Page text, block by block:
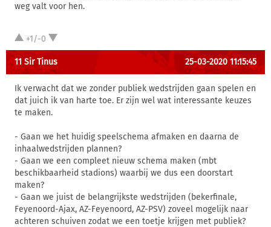
weg valt voor hen.
+1/-0
11 Sir Tinus 25-03-2020 11:15:45
Ik verwacht dat we zonder publiek wedstrijden gaan spelen en
dat juich ik van harte toe. Er zijn wel wat interessante keuzes
te maken.
- Gaan we het huidig speelschema afmaken en daarna de
inhaalwedstrijden plannen?
- Gaan we een compleet nieuw schema maken (mbt
beschikbaarheid stadions) waarbij we dus een doorstart
maken?
- Gaan we juist de belangrijkste wedstrijden (bekerfinale,
Feyenoord-Ajax, AZ-Feyenoord, AZ-PSV) zoveel mogelijk naar
achteren schuiven zodat we een toetje krijgen met publiek?